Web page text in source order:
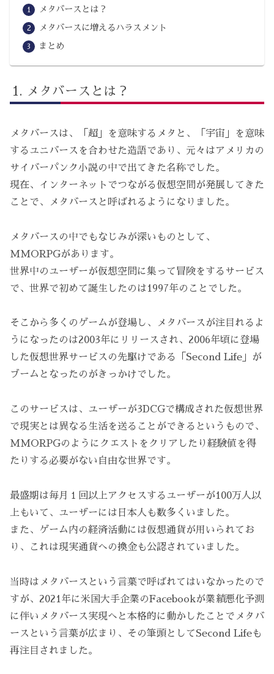
メタバースとは？
メタバースに増えるハラスメント
まとめ
メタバースとは？
メタバースは、「超」を意味するメタと、「宇宙」を意味
するユニバースを合わせた造語であり、元々はアメリカの
サイバーパンク小説の中で出てきた名称でした。
現在、インターネットでつながる仮想空間が発展してきた
ことで、メタバースと呼ばれるようになりました。
メタバースの中でもなじみが深いものとして、
MMORPGがあります。
世界中のユーザーが仮想空間に集って冒険をするサービス
で、世界で初めて誕生したのは1997年のことでした。
そこから多くのゲームが登場し、メタバースが注目れるよ
うになったのは2003年にリリースされ、2006年頃に登場
した仮想世界サービスの先駆けである「Second Life」が
ブームとなったのがきっかけでした。
このサービスは、ユーザーが3DCGで構成された仮想世界
で現実とは異なる生活を送ることができるというもので、
MMORPGのようにクエストをクリアしたり経験値を得
たりする必要がない自由な世界です。
最盛期は毎月１回以上アクセスするユーザーが100万人以
上もいて、ユーザーには日本人も数多くいました。
また、ゲーム内の経済活動には仮想通貨が用いられてお
り、これは現実通貨への換金も公認されていました。
当時はメタバースという言葉で呼ばれてはいなかったので
すが、2021年に米国大手企業のFacebookが業績悪化予測
に伴いメタバース実現へと本格的に動かしたことでメタバ
ースという言葉が広まり、その筆頭としてSecond Lifeも
再注目されました。